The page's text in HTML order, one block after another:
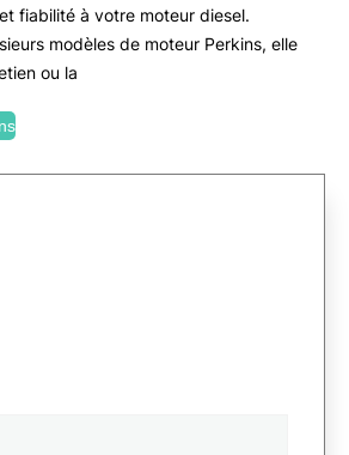
fiabilité à votre moteur diesel.
modèles de moteur Perkins, elle
ou la